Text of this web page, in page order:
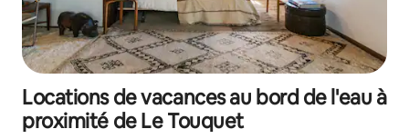
Locations de vacances au bord de l'eau à
proximité de Le Touquet